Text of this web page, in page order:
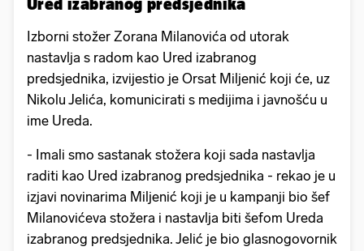
Izborni stožer Zorana Milanovića od utorak
nastavlja s radom kao Ured izabranog
predsjednika, izvijestio je Orsat Miljenić koji će, uz
Nikolu Jelića, komunicirati s medijima i javnošću u
ime Ureda.
- Imali smo sastanak stožera koji sada nastavlja
raditi kao Ured izabranog predsjednika - rekao je u
izjavi novinarima Miljenić koji je u kampanji bio šef
Milanovićeva stožera i nastavlja biti šefom Ureda
izabranog predsjednika. Jelić je bio glasnogovornik